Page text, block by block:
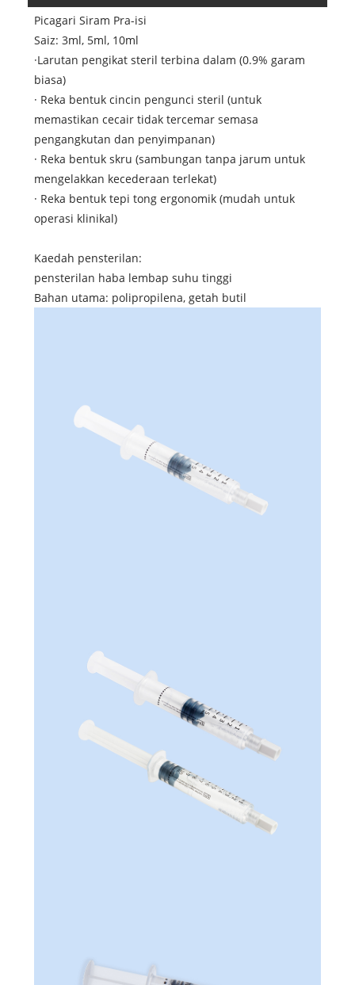
Picagari Siram Pra-isi
Saiz: 3ml, 5ml, 10ml
·Larutan pengikat steril terbina dalam (0.9% garam
biasa)
· Reka bentuk cincin pengunci steril (untuk
memastikan cecair tidak tercemar semasa
pengangkutan dan penyimpanan)
· Reka bentuk skru (sambungan tanpa jarum untuk
mengelakkan kecederaan terlekat)
· Reka bentuk tepi tong ergonomik (mudah untuk
operasi klinikal)
Kaedah pensterilan:
pensterilan haba lembap suhu tinggi
Bahan utama: polipropilena, getah butil